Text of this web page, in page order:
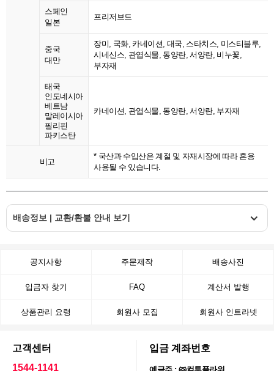
스페인
일본
프리저브드
중국
대만
장미, 국화, 카네이션, 대국, 스타치스, 미스티블루,
시네신스, 관엽식물, 동양란, 서양란, 비누꽃,
부자재
태국
인도네시아
베트남
말레이시아
필리핀
파키스탄
카네이션, 관엽식물, 동양란, 서양란, 부자재
비고
* 국산과 수입산은 계절 및 자재시장에 따라 혼용
사용될 수 있습니다.
배송정보 | 교환/환불 안내 보기
공지사항 주문제작 배송사진
입금자 찾기 FAQ 계산서 발행
상품관리 요령 회원사 모집 회원사 인트라넷
고객센터
1544-1141
입금 계좌번호